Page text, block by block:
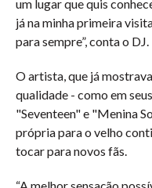
um lugar que quis
já na minha primeira
para sempre”, conta o DJ.
O artista, que já
qualidade - como em
"Seventeen" e "Menina
própria para o velho
tocar para novos fãs.